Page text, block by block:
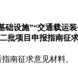
础设施”“交通载运
批项目申报指南征
南征求意见材料。